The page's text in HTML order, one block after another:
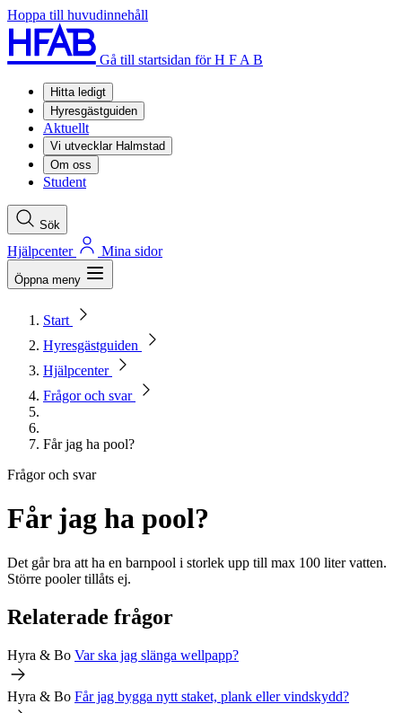
Hoppa till huvudinnehåll
Gå till startsidan för H F A B
Hitta ledigt
Hyresgästguiden
Aktuellt
Vi utvecklar Halmstad
Om oss
Student
Sök
Hjälpcenter Mina sidor
Öppna meny
Start
Hyresgästguiden
Hjälpcenter
Frågor och svar
Får jag ha pool?
Frågor och svar
Får jag ha pool?
Det går bra att ha en barnpool i storlek upp till max 100 liter vatten.
Större pooler tillåts ej.
Relaterade frågor
Hyra & Bo Var ska jag slänga wellpapp?
Hyra & Bo Får jag bygga nytt staket, plank eller vindskydd?